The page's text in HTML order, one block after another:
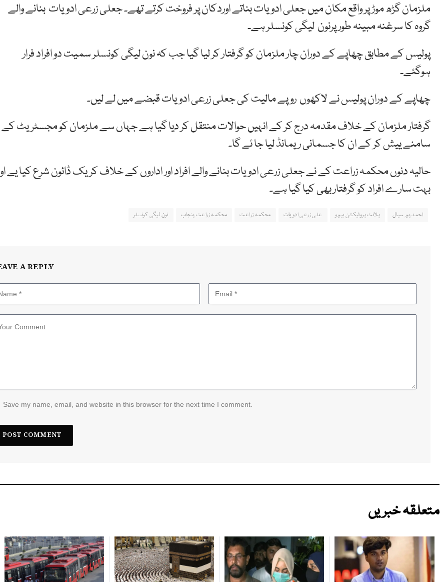
ملزمان گڑھ موڑ پر واقع مکان میں جعلی ادویات بناتے اوردکان پر فروخت کرتے تھے۔ جعلی زرعی ادویات بنانے والے
گروہ کا سرغنہ مبینہ طور پرنون لیگی کونسلر ہے۔
پولیس کے مطابق چھاپے کے دوران چار ملزمان کو گرفتار کر لیا گیا جب کہ نون لیگی کونسلر سمیت دو افراد فرار
ہوگئے۔
چھاپے کے دوران پولیس نے لاکھوں روپے مالیت کی جعلی زرعی ادویات قبضے میں لے لیں۔
گرفتار ملزمان کے خلاف مقدمہ درج کر کے انہیں حوالات منتقل کر دیا گیا ہے جہاں سے ملزمان کو مجسٹریٹ کے
سامنے ییش کر کے ان کا جسمانی ریمانڈ لیا جا ئے گا۔
حالیہ دنوں محکمہ زراعت کے نے جعلی زرعی ادویات بنانے والے افراد اور اداروں کے خلاف کریک ڈائون شرع کیا یے
بہت سارے افراد کو گرفتار بھی کیا گیا ہے۔
احمد پور سیال پلانٹ پروٹیکشن بیورو علی زرعی ادویات محکمہ زراعت محکمہ زراعت پنجاب نون لیگی کونسلر
A REPLY
Save my name, email, and website in this browser for the next time I comment.
متعلقہ خبریں